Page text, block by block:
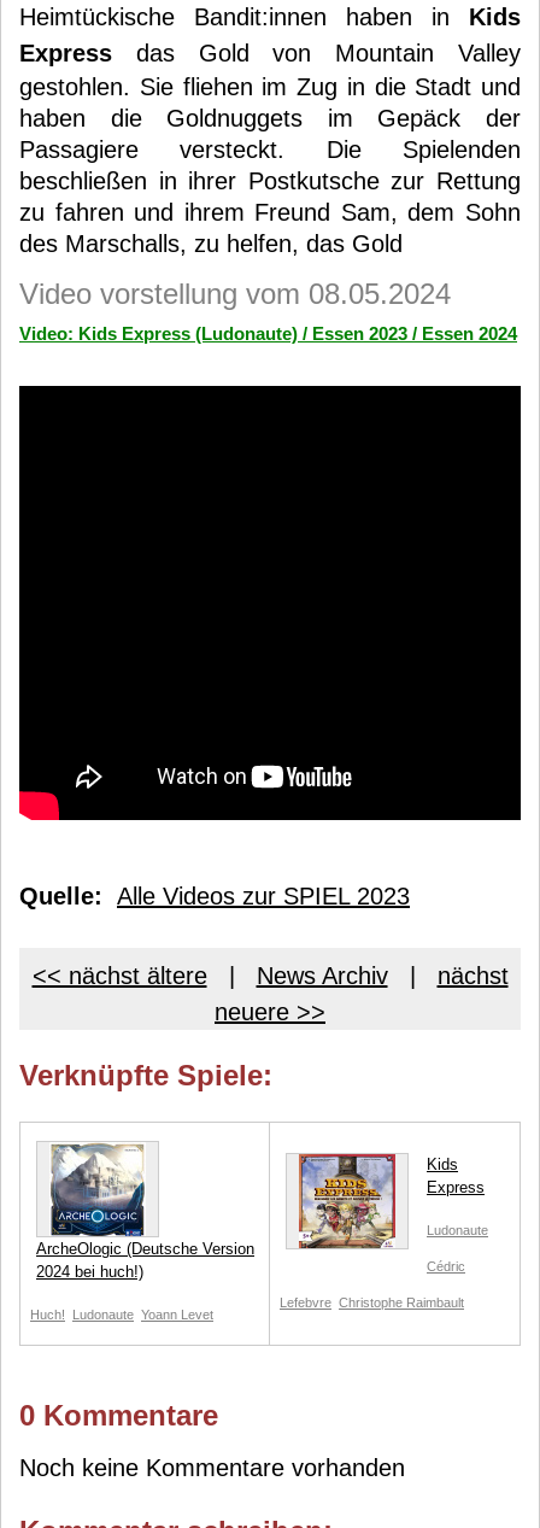
Heimtückische Bandit:innen haben in Kids
Express das Gold von Mountain Valley
gestohlen. Sie fliehen im Zug in die Stadt und
haben die Goldnuggets im Gepäck der
Passagiere versteckt. Die Spielenden
beschließen in ihrer Postkutsche zur Rettung
zu fahren und ihrem Freund Sam, dem Sohn
des Marschalls, zu helfen, das Gold
Video vorstellung vom 08.05.2024
Video: Kids Express (Ludonaute) / Essen 2023 / Essen 2024
Quelle: Alle Videos zur SPIEL 2023
<< nächst ältere| News Archiv| nächst
neuere >>
Verknüpfte Spiele:
ArcheOlogic (Deutsche Version
2024 bei huch!)
Huch! Ludonaute Yoann Levet
Kids
Express
Ludonaute
Cédric
Lefebvre Christophe Raimbault
0 Kommentare
Noch keine Kommentare vorhanden